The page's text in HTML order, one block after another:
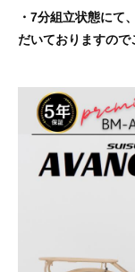
・7分組立状態にて
だいておりますので